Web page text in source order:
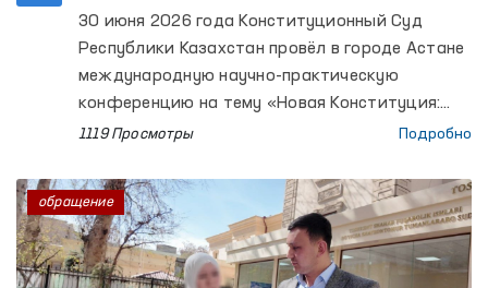
обеспечении прав человека
30 июня 2026 года Конституционный Суд
Республики Казахстан провёл в городе Астане
международную научно-практическую
конференцию на тему «Новая Конституция:
институциональная и правовая основа
1119 Просмотры Подробно
обращение